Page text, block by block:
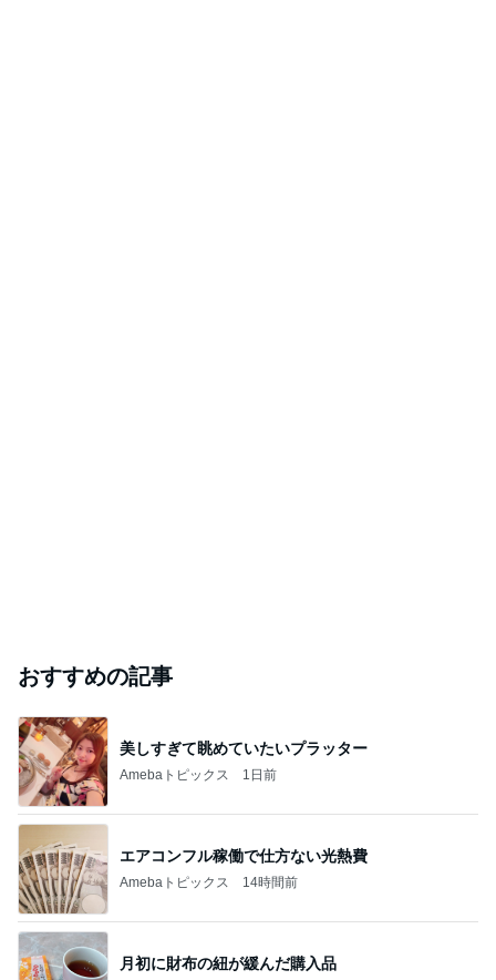
おすすめの記事
美しすぎて眺めていたいプラッター
Amebaトピックス 1日前
エアコンフル稼働で仕方ない光熱費
Amebaトピックス 14時間前
月初に財布の紐が緩んだ購入品